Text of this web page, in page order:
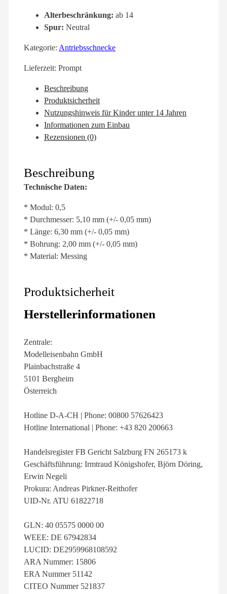
Alterbeschränkung: ab 14
Spur: Neutral
Kategorie: Antriebsschnecke
Lieferzeit: Prompt
Beschreibung
Produktsicherheit
Nutzungshinweis für Kinder unter 14 Jahren
Informationen zum Einbau
Rezensionen (0)
Beschreibung
Technische Daten:
* Modul: 0,5
* Durchmesser: 5,10 mm (+/- 0,05 mm)
* Länge: 6,30 mm (+/- 0,05 mm)
* Bohrung: 2,00 mm (+/- 0,05 mm)
* Material: Messing
Produktsicherheit
Herstellerinformationen
Zentrale:
Modelleisenbahn GmbH
Plainbachstraße 4
5101 Bergheim
Österreich
Hotline D-A-CH | Phone: 00800 57626423
Hotline International | Phone: +43 820 200663
Handelsregister FB Gericht Salzburg FN 265173 k
Geschäftsführung: Irmtraud Königshofer, Björn Döring,
Erwin Negeli
Prokura: Andreas Pirkner-Reithofer
UID-Nr. ATU 61822718
GLN: 40 05575 0000 00
WEEE: DE 67942834
LUCID: DE2959968108592
ARA Nummer: 15806
ERA Nummer 51142
CITEO Nummer 521837